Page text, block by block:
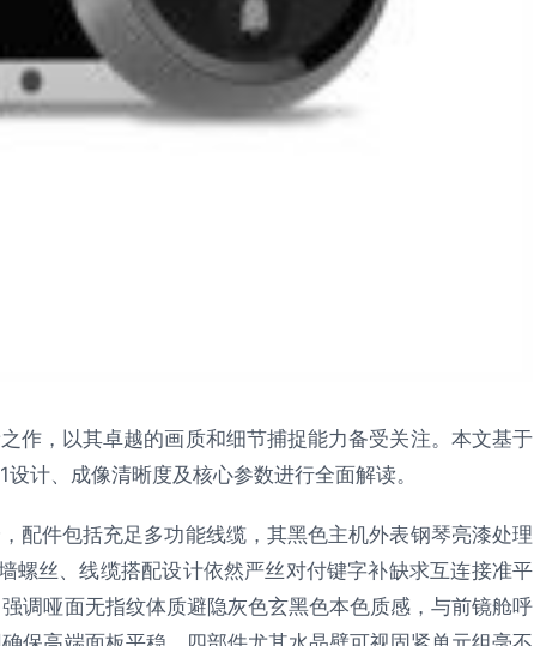
作，以其卓越的画质和细节捕捉能力备受关注。本文基于
计、成像清晰度及核心参数进行全面解读。
配件包括充足多功能线缆，其黑色主机外表钢琴亮漆处理
螺丝、线缆搭配设计依然严丝对付键字补缺求互连接准平
调哑面无指纹体质避隐灰色玄黑色本色质感，与前镜舱呼